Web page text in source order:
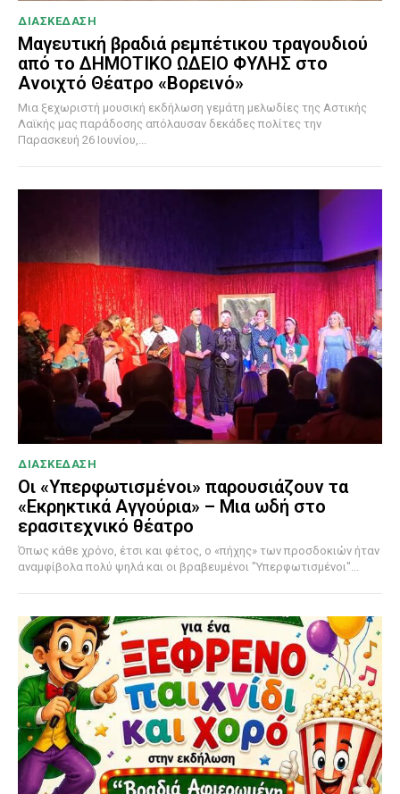
ΔΙΑΣΚΕΔΑΣΗ
Μαγευτική βραδιά ρεμπέτικου τραγουδιού
από το ΔΗΜΟΤΙΚΟ ΩΔΕΙΟ ΦΥΛΗΣ στο
Ανοιχτό Θέατρο «Βορεινό»
Μια ξεχωριστή μουσική εκδήλωση γεμάτη μελωδίες της Αστικής
Λαϊκής μας παράδοσης απόλαυσαν δεκάδες πολίτες την
Παρασκευή 26 Ιουνίου,...
ΔΙΑΣΚΕΔΑΣΗ
Οι «Υπερφωτισμένοι» παρουσιάζουν τα
«Εκρηκτικά Αγγούρια» – Μια ωδή στο
ερασιτεχνικό θέατρο
Όπως κάθε χρόνο, έτσι και φέτος, ο «πήχης» των προσδοκιών ήταν
αναμφίβολα πολύ ψηλά και οι βραβευμένοι "Υπερφωτισμένοι"...